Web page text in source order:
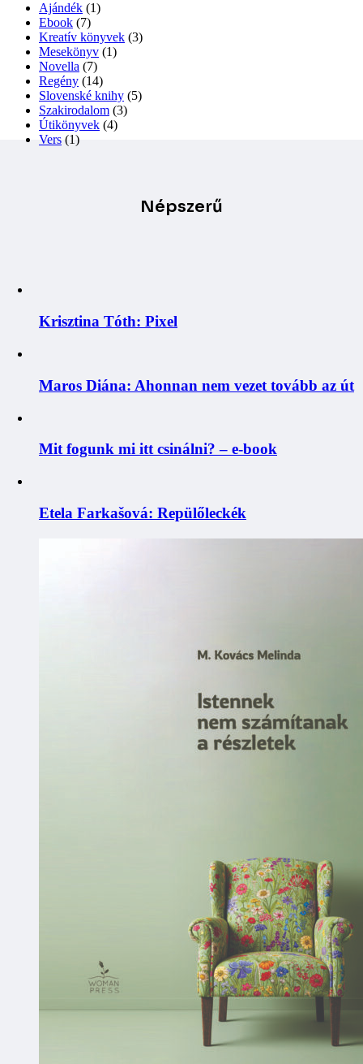
Ajándék (1)
Ebook (7)
Kreatív könyvek (3)
Mesekönyv (1)
Novella (7)
Regény (14)
Slovenské knihy (5)
Szakirodalom (3)
Útikönyvek (4)
Vers (1)
Népszerű
Krisztina Tóth: Pixel
Maros Diána: Ahonnan nem vezet tovább az út
Mit fogunk mi itt csinálni? – e-book
Etela Farkašová: Repülőleckék